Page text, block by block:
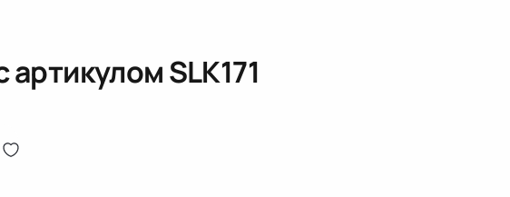
артикуломSLK171